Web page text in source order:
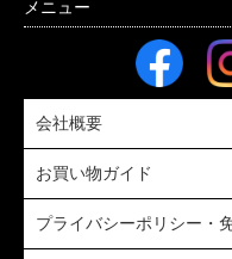
会社概要
お買い物ガイド
プライバシーポリシー・